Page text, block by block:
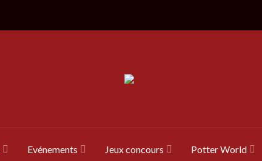
Evénements Jeux concours Potter World